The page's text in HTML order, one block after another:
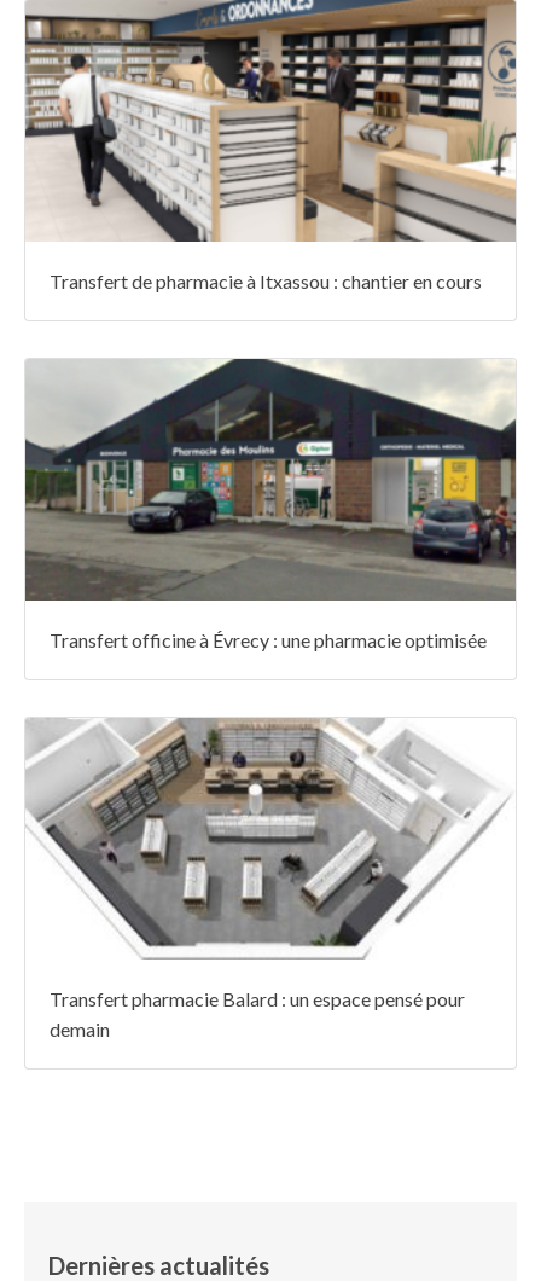
Transfert de pharmacie à Itxassou : chantier en cours
Transfert officine à Évrecy : une pharmacie optimisée
Transfert pharmacie Balard : un espace pensé pour
demain
Dernières actualités